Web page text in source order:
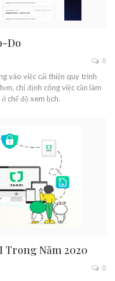
Do
0
vào việc cải thiện quy trình
chỉ định công việc cần làm
chế độ xem lịch.
Trong Năm 2020
0